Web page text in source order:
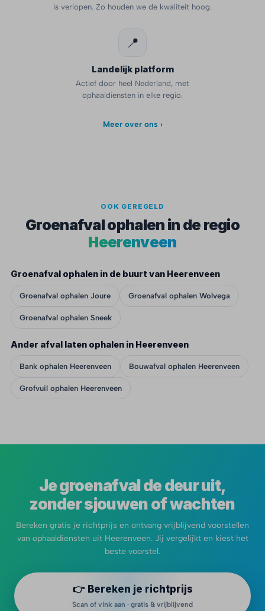
is verlopen. Zo houden we de kwaliteit hoog.
📍
Landelijk platform
Actief door heel Nederland, met
ophaaldiensten in elke regio.
Meer over ons ›
OOK GEREGELD
Groenafval ophalen in de regio
Heerenveen
Groenafval ophalen in de buurt van Heerenveen
Groenafval ophalen Joure Groenafval ophalen Wolvega
Groenafval ophalen Sneek
Ander afval laten ophalen in Heerenveen
Bank ophalen Heerenveen Bouwafval ophalen Heerenveen
Grofvuil ophalen Heerenveen
Je groenafval de deur uit,
zonder sjouwen of wachten
Bereken gratis je richtprijs en ontvang vrijblijvend voorstellen
van ophaaldiensten uit Heerenveen. Jij vergelijkt en kiest het
beste voorstel.
👉 Bereken je richtprijs
Scan of vink aan · gratis & vrijblijvend